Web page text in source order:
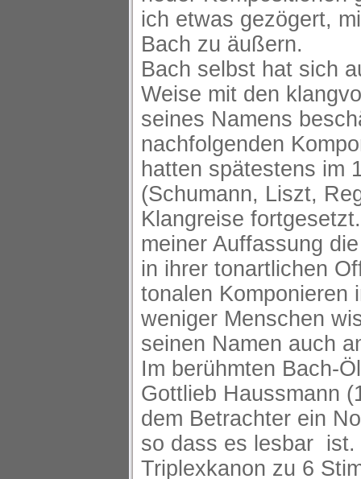
ich etwas gezögert,
Bach zu äußern.
Bach selbst hat sich
Weise mit den
seines Namens
nachfolgenden
hatten spätestens im
(Schumann, Liszt,
Klangreise
meiner Auffassung
in ihrer tonartlichen
tonalen Komponieren
weniger Menschen
seinen Namen auch
Im berühmten Bach-
Gottlieb Haussmann
dem Betrachter ein
so dass es lesbar ist.
Triplexkanon zu 6